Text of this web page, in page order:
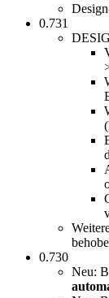
0.731
0.730
Neu: